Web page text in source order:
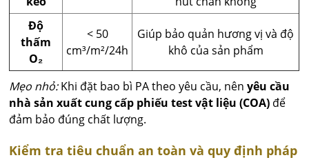
Độ
thấm
O₂
< 50
cm³/m²/24h
Giúp bảo quản hương vị và độ
khô của sản phẩm
Mẹo nhỏ:Khi đặt bao bì PA theo yêu cầu, nênyêu cầu
nhà sản xuất cung cấp phiếu test vật liệu (COA) để
đảm bảo đúng chất lượng.
Kiểm tra tiêu chuẩn an toàn và quy định pháp